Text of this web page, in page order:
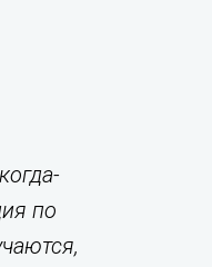
по